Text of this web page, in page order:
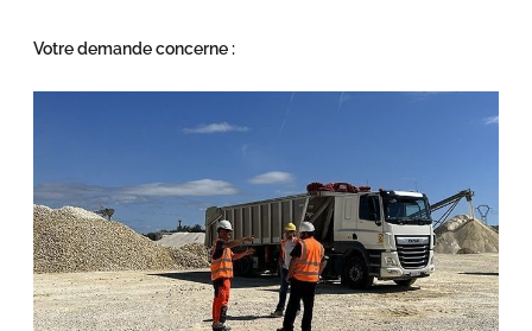
Votre demande concerne :